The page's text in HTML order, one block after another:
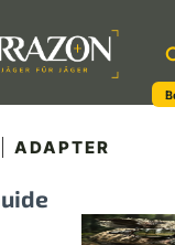
ADAPTER